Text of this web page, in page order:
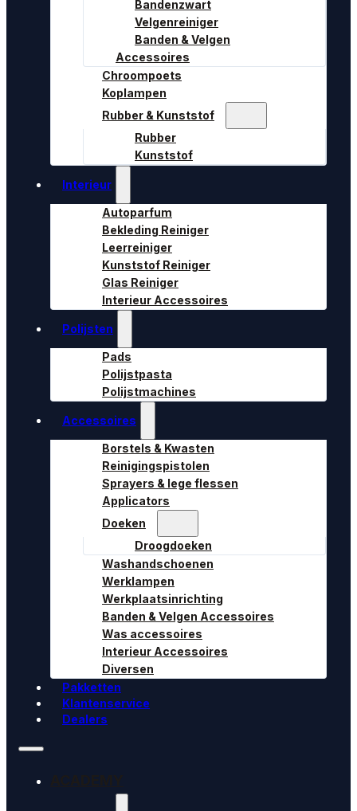
Bandenzwart
Velgenreiniger
Banden & Velgen
Accessoires
Chroompoets
Koplampen
Rubber & Kunststof
Rubber
Kunststof
Interieur
Autoparfum
Bekleding Reiniger
Leerreiniger
Kunststof Reiniger
Glas Reiniger
Interieur Accessoires
Polijsten
Pads
Polijstpasta
Polijstmachines
Accessoires
Borstels & Kwasten
Reinigingspistolen
Sprayers & lege flessen
Applicators
Doeken
Droogdoeken
Washandschoenen
Werklampen
Werkplaatsinrichting
Banden & Velgen Accessoires
Was accessoires
Interieur Accessoires
Diversen
Pakketten
Klantenservice
Dealers